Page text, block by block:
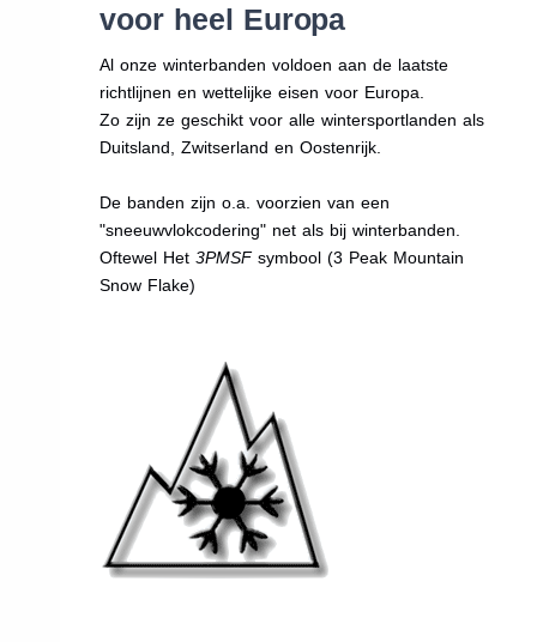
voor heel Europa
Al onze winterbanden voldoen aan de laatste
richtlijnen en wettelijke eisen voor Europa.
Zo zijn ze geschikt voor alle wintersportlanden als
Duitsland, Zwitserland en Oostenrijk.
De banden zijn o.a. voorzien van een
"sneeuwvlokcodering" net als bij winterbanden.
Oftewel Het3PMSFsymbool (3 Peak Mountain
Snow Flake)